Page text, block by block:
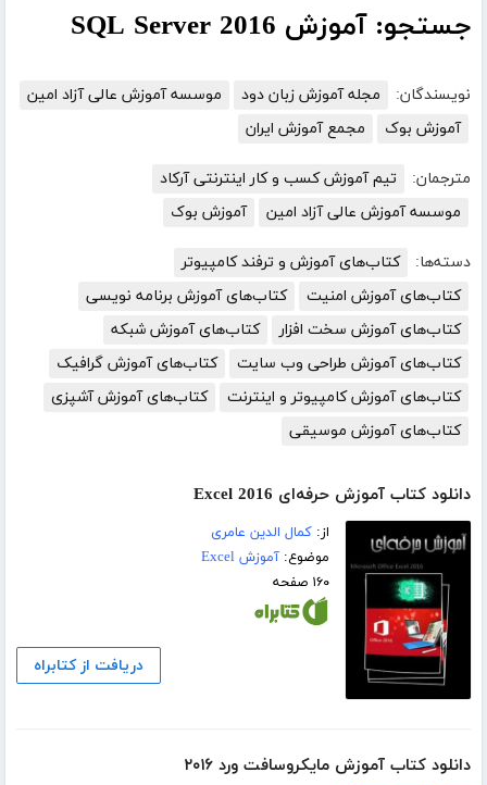
جستجو: آموزش SQL Server 2016
نویسندگان: مجله آموزش زبان دود
موسسه آموزش عالی آزاد امین
آموزش بوک
مجمع آموزش ایران
مترجمان:
تیم آموزش کسب و کار اینترنتی آرکاد
موسسه آموزش عالی آزاد امین
آموزش بوک
دسته‌ها:
کتاب‌های آموزش و ترفند کامپیوتر
کتاب‌های آموزش امنیت
کتاب‌های آموزش برنامه نویسی
کتاب‌های آموزش سخت افزار
کتاب‌های آموزش شبکه
کتاب‌های آموزش طراحی وب سایت
کتاب‌های آموزش گرافیک
کتاب‌های آموزش کامپیوتر و اینترنت
کتاب‌های آموزش آشپزی
کتاب‌های آموزش موسیقی
دانلود کتاب آموزش حرفه‌ای Excel 2016
از:کمال الدین عامری
موضوع:آموزش Excel
۱۶۰ صفحه
دریافت از کتابراه
دانلود کتاب آموزش مایکروسافت ورد ۲۰۱۶